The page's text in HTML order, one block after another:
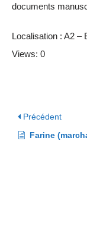
documents
Localisation : A2 –
Views: 0
Précédent
Farine